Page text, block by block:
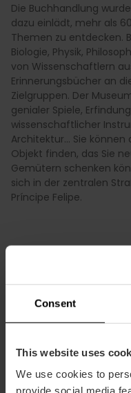
Consent
This website uses
We use cookies to
provide social media
Die Buchhandlung
dazu einlädt, mehr als
Themen zu entdecken.
Biologie, Physik,
von Wissenschaftlern
Erinnerungsbücher an
Zielgruppen. Der
genialer Spiele,
wissenschaftlicher
Architektur... Sie
Objekt finden, das Sie
Gemütern schenken
sich in der zentralen
Príncipe Felipe.
Praktische
Valencia Tourist